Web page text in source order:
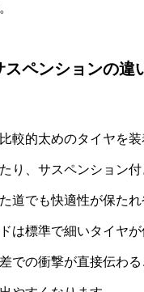
スペンションの違
較的太めのタイヤを
り、サスペンション
道でも快適性が保た
は標準で細いタイヤが
での衝撃が直接伝わ